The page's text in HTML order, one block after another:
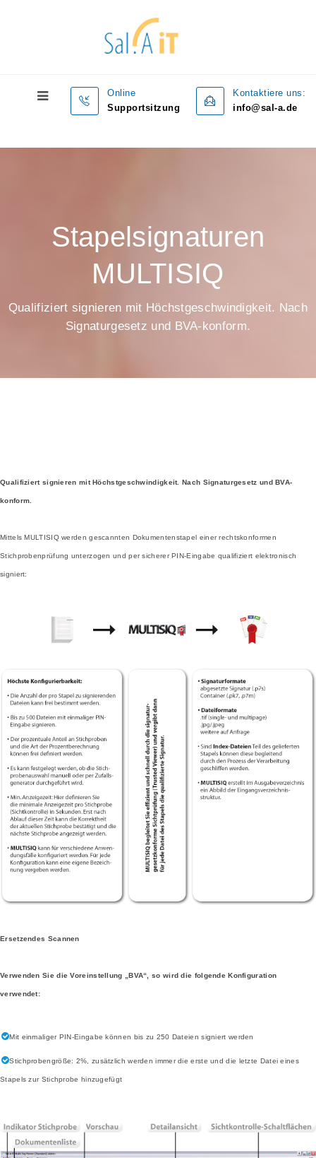
Online
Supportsitzung
Kontaktiere uns:
info@sal-a.de
Stapelsignaturen
MULTISIQ
Qualifiziert signieren mit Höchstgeschwindigkeit. Nach
Signaturgesetz und BVA-konform.
Qualifiziert signieren mit Höchstgeschwindigkeit. Nach Signaturgesetz und BVA-
konform.
Mittels MULTISIQ werden gescannten Dokumentenstapel einer rechtskonformen
Stichprobenprüfung unterzogen und per sicherer PIN-Eingabe qualifiziert elektronisch
signiert:
Ersetzendes Scannen
Verwenden Sie die Voreinstellung „BVA“, so wird die folgende Konfiguration
verwendet:
Mit einmaliger PIN-Eingabe können bis zu 250 Dateien signiert werden
Stichprobengröße: 2%, zusätzlich werden immer die erste und die letzte Datei eines
Stapels zur Stichprobe hinzugefügt